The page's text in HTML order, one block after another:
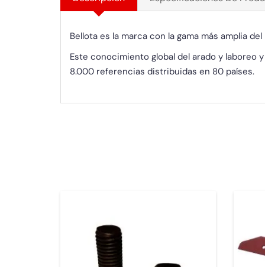
Bellota es la marca con la gama más amplia
Este conocimiento global del arado y laboreo
8.000 referencias distribuidas en 80 países.